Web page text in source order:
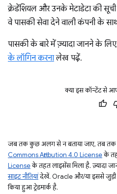
क्रेडेंशियल और उनके मेटाडेटा की
वे पासकी सेवा देने वाली कंपनी के
पासकी के बारे में ज़्यादा जानने के
के लॉगिन करनालेख पढ़ें.
क्या इस कॉन्टेंट से
जब तक कुछ अलग से न बताया जाए, तब तक
Commons Attribution 4.0 Licenseके
Licenseके तहत लाइसेंस मिला है. ज़्यादा
साइट नीतियांदेखें. Oracle और/या इससे जुड़ी
किया हुआ ट्रेडमार्क है.